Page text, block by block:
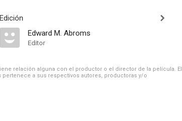
Edición
Edward M. Abroms
Editor
relación alguna con el productor o el director de la película. El
a sus respectivos autores, productoras y/o